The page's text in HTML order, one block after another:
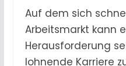
Auf dem sich
Arbeitsmarkt kann
Herausforderung
lohnende Karriere